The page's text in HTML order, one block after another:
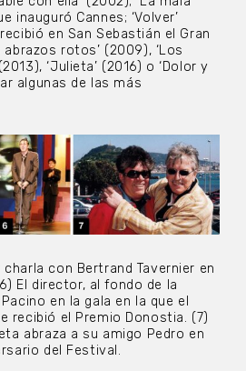
inauguró Cannes; ‘Volver’
en San Sebastián el Gran
abrazos rotos’ (2009), ‘Los
‘Julieta’ (2016) o ‘Dolor y
algunas de las más
con Bertrand Tavernier en
El director, al fondo de la
en la gala en la que el
recibió el Premio Donostia. (7)
abraza a su amigo Pedro en
del Festival.